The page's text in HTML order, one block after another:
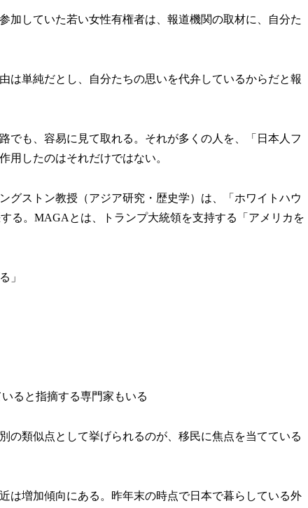
加していた若い女性有権者は、報道機関の取材に、自分た
は単純だとし、自分たちの思いを代弁しているからだと報
でも、容易に見て取れる。それが多くの人を、「日本人フ
用したのはそれだけではない。
グストン教授（アジア研究・歴史学）は、「ホワイトハウ
る。MAGAとは、トランプ大統領を支持する「アメリカを
」
ると指摘する専門家もいる
の類似点として挙げられるのが、移民に焦点を当てている
は増加傾向にある。昨年末の時点で日本で暮らしている外